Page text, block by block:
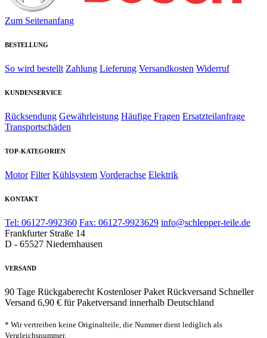
Zum Seitenanfang
BESTELLUNG
So wird bestellt Zahlung Lieferung Versandkosten Widerruf
KUNDENSERVICE
Rücksendung Gewährleistung Häufige Fragen Ersatzteilanfrage
Transportschäden
TOP-KATEGORIEN
Motor Filter Kühlsystem Vorderachse Elektrik
KONTAKT
Tel: 06127-992360 Fax: 06127-9923629 info@schlepper-teile.de
Frankfurter Straße 14
D - 65527 Niedernhausen
VERSAND
90 Tage Rückgaberecht Kostenloser Paket Rückversand Schneller
Versand 6,90 € für Paketversand innerhalb Deutschland
* Wir vertreiben keine Originalteile, die Nummer dient lediglich als
Vergleichsnummer.